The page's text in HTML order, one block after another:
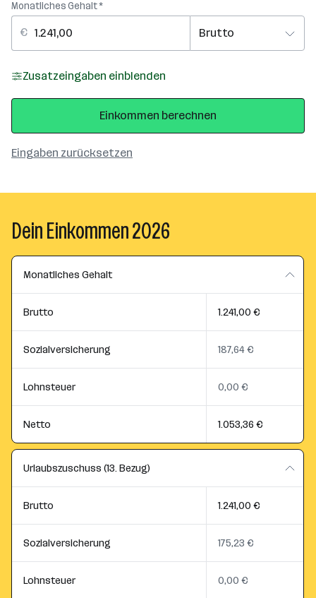
Monatliches Gehalt *
Zusatzeingaben einblenden
Eingaben zurücksetzen
Einkommen berechnen
Dein Einkommen 2026
Monatliches Gehalt
Brutto 1.241,00 €
Sozialversicherung 187,64 €
Lohnsteuer 0,00 €
Netto 1.053,36 €
Urlaubszuschuss (13. Bezug)
Brutto 1.241,00 €
Sozialversicherung 175,23 €
Lohnsteuer 0,00 €